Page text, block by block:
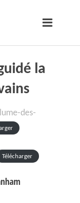
la
des-
Télécharger